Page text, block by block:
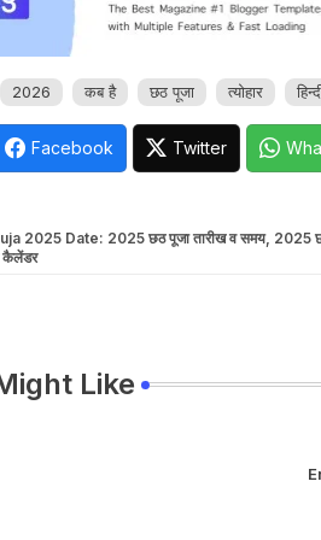
2026 कब है छठ पूजा त्योहार
Facebook Twitter
2025 Date: 2025 छठ पूजा तारीख व समय, 2025 छठ
कैलेंडर
Like